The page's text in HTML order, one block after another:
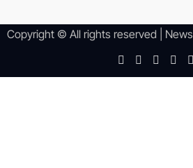
Copyright © All rights reserved